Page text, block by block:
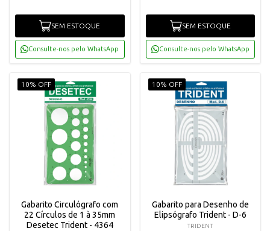
SEM ESTOQUE
Consulte-nos pelo WhatsApp
SEM ESTOQUE
Consulte-nos pelo WhatsApp
10% OFF
Gabarito Circulógrafo com
22 Círculos de 1 à 35mm
Desetec Trident - 4364
10% OFF
Gabarito para Desenho de
Elipsógrafo Trident - D-6
TRIDENT